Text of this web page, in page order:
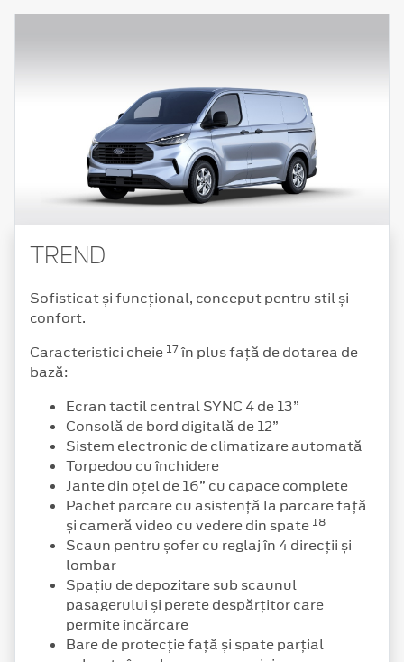
TREND
Sofisticat și funcțional, conceput pentru stil și
confort.
Caracteristici cheie 17în plus față de dotarea de
bază:
Ecran tactil central SYNC 4 de 13”
Consolă de bord digitală de 12”
Sistem electronic de climatizare automată
Torpedou cu închidere
Jante din oțel de 16” cu capace complete
Pachet parcare cu asistență la parcare față
și cameră video cu vedere din spate 18
Scaun pentru șofer cu reglaj în 4 direcții și
lombar
Spațiu de depozitare sub scaunul
pasagerului și perete despărțitor care
permite încărcare
Bare de protecție față și spate parțial